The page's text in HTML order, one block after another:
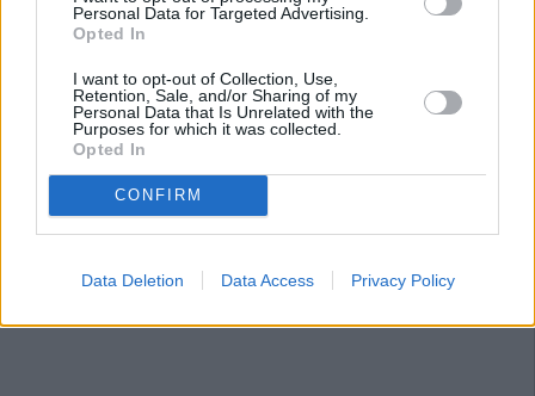
Personal Data for Targeted Advertising.
Opted In
I want to opt-out of Collection, Use,
Retention, Sale, and/or Sharing of my
Personal Data that Is Unrelated with the
Purposes for which it was collected.
Opted In
CONFIRM
Data Deletion Data Access Privacy Policy